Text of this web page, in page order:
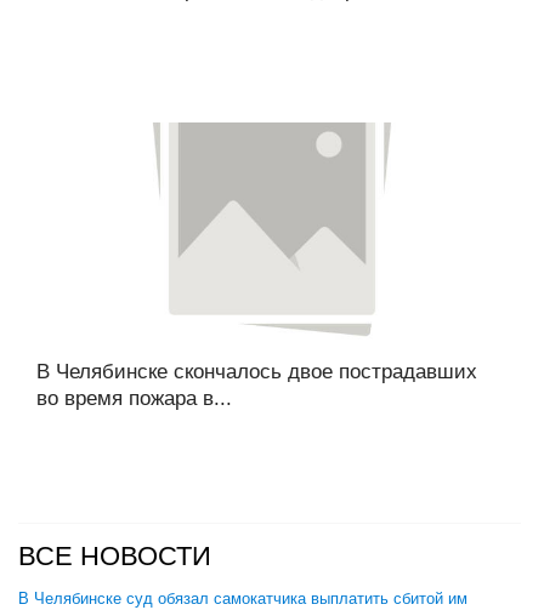
В Челябинске скончалось двое пострадавших
во время пожара в...
ВСЕ НОВОСТИ
В Челябинске суд обязал самокатчика выплатить сбитой им